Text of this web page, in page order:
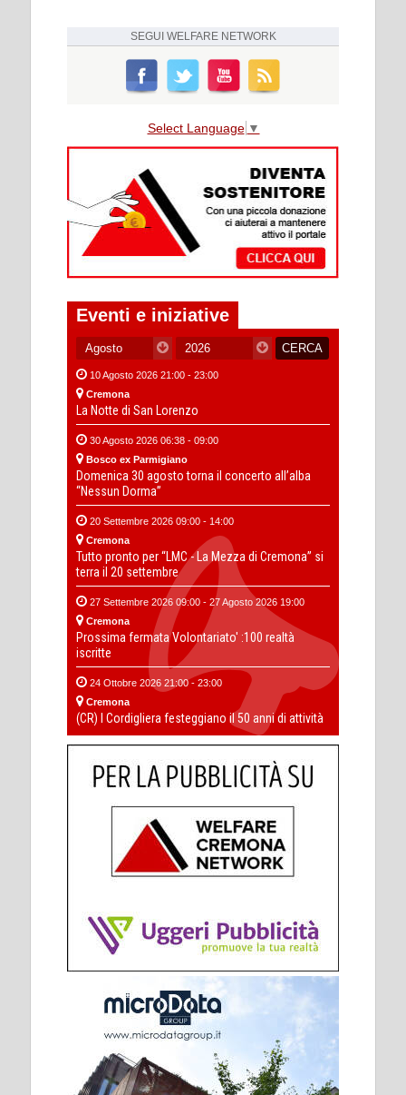
SEGUI WELFARE NETWORK
Select Language ▼
Eventi e iniziative
10 Agosto 2026 21:00 - 23:00
Cremona
La Notte di San Lorenzo
30 Agosto 2026 06:38 - 09:00
Bosco ex Parmigiano
Domenica 30 agosto torna il concerto all’alba
“Nessun Dorma”
20 Settembre 2026 09:00 - 14:00
Cremona
Tutto pronto per “LMC - La Mezza di Cremona” si
terra il 20 settembre
27 Settembre 2026 09:00 - 27 Agosto 2026 19:00
Cremona
Prossima fermata Volontariato' :100 realtà
iscritte
24 Ottobre 2026 21:00 - 23:00
Cremona
(CR) I Cordigliera festeggiano il 50 anni di attività